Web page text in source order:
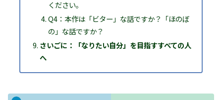
ください。
Q4：本作は「ビター」な話ですか？「ほのぼ
の」な話ですか？
さいごに：「なりたい自分」を目指すすべての人
へ